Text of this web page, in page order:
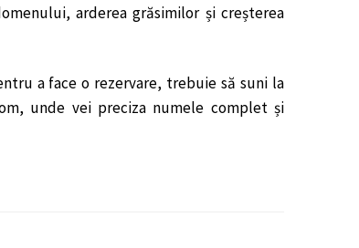
arderea grăsimilor și creșterea
a face o rezervare, trebuie să suni la
unde vei preciza numele complet și